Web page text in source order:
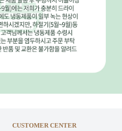
CUSTOMER CENTER